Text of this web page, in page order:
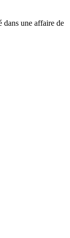
dans une affaire de